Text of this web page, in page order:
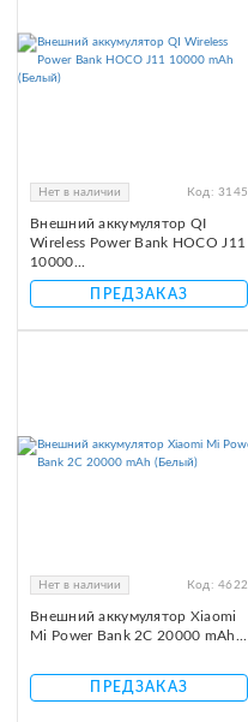
Нет в наличии Код: 3145
Внешний аккумулятор QI
Wireless Power Bank НОСО J11
10000...
ПРЕДЗАКАЗ
Нет в наличии Код: 4622
Внешний аккумулятор Xiaomi
Mi Power Bank 2C 20000 mAh...
ПРЕДЗАКАЗ